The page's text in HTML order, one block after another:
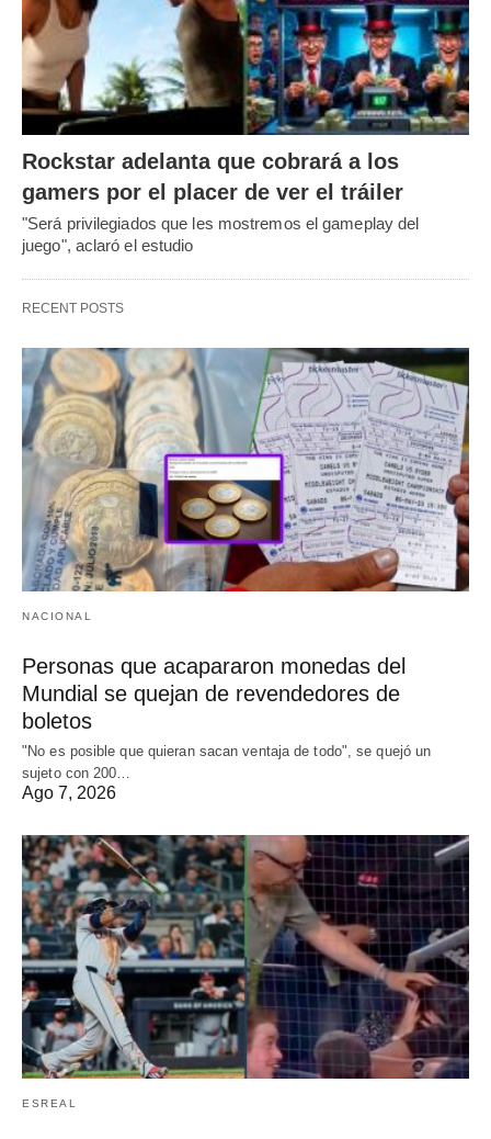
Rockstar adelanta que cobrará a los
gamers por el placer de ver el tráiler
"Será privilegiados que les mostremos el gameplay del
juego", aclaró el estudio
RECENT POSTS
NACIONAL
Personas que acapararon monedas del
Mundial se quejan de revendedores de
boletos
"No es posible que quieran sacan ventaja de todo", se quejó un
sujeto con 200…
Ago 7, 2026
ESREAL